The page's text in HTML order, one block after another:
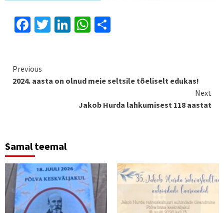
Facebook
Twitter
LinkedIn
WhatsApp
Continue
Reading
Previous
2024. aasta on olnud meie seltsile tõeliselt edukas!
Next
Jakob Hurda lahkumisest 118 aastat
Samal teemal